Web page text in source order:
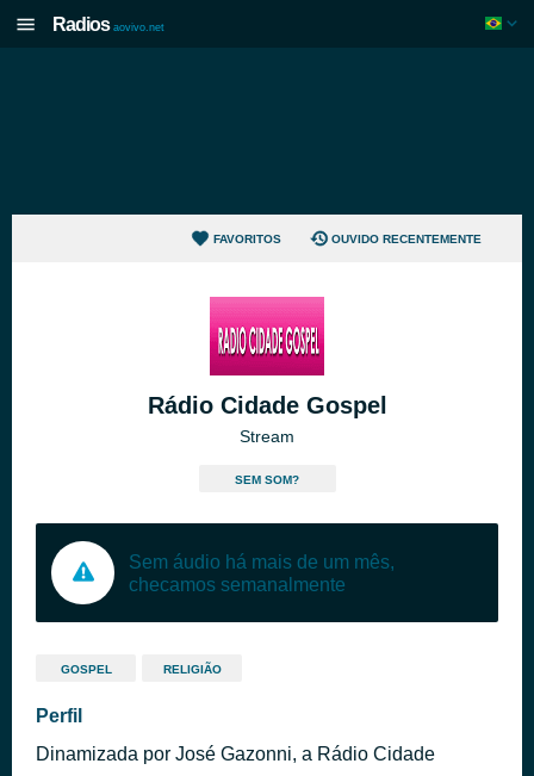
Radios aovivo.net
FAVORITOS OUVIDO RECENTEMENTE
Rádio Cidade Gospel
Stream
SEM SOM?
Sem áudio há mais de um mês,
checamos semanalmente
GOSPEL RELIGIÃO
Perfil
Dinamizada por José Gazonni, a Rádio Cidade